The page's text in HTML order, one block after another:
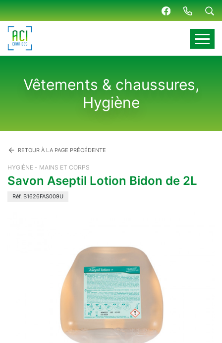
Vêtements & chaussures,
Hygiène
arrow_back RETOUR À LA PAGE PRÉCÉDENTE
HYGIÈNE - MAINS ET CORPS
Savon Aseptil Lotion Bidon de 2L
Réf. B1626FAS009U
Panneau de gestion des cookies